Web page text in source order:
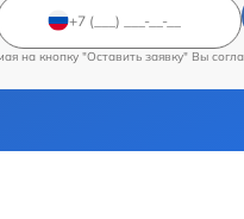
на кнопку "Оставить заявку" Вы